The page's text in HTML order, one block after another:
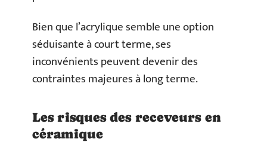
Bien que l’acrylique semble une option
séduisante à court terme, ses
inconvénients peuvent devenir des
contraintes majeures à long terme.
Les risques des receveurs en
céramique